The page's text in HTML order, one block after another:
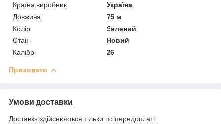
Країна виробник
Україна
Довжина
75 м
Колір
Зелений
Стан
Новий
Калібр
26
Приховати
Умови доставки
Доставка здійснюється тільки по передоплаті.